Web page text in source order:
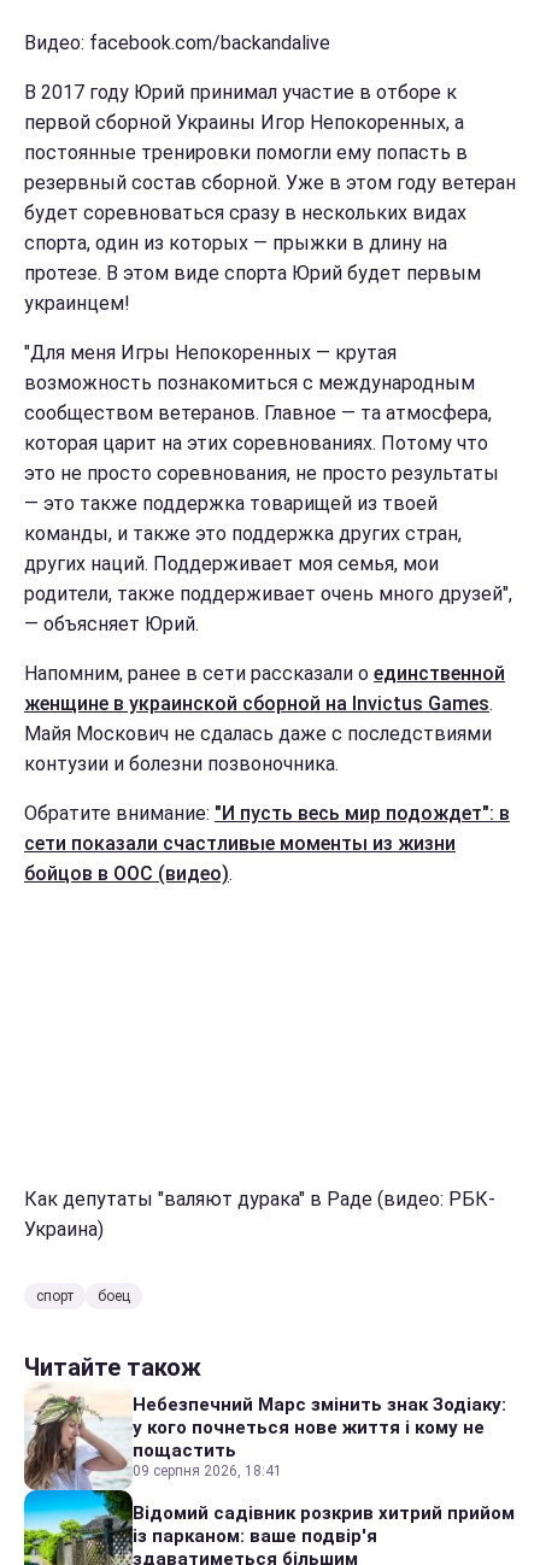
Видео: facebook.com/backandalive
В 2017 году Юрий принимал участие в отборе к
первой сборной Украины Игор Непокоренных, а
постоянные тренировки помогли ему попасть в
резервный состав сборной. Уже в этом году ветеран
будет соревноваться сразу в нескольких видах
спорта, один из которых — прыжки в длину на
протезе. В этом виде спорта Юрий будет первым
украинцем!
"Для меня Игры Непокоренных — крутая
возможность познакомиться с международным
сообществом ветеранов. Главное — та атмосфера,
которая царит на этих соревнованиях. Потому что
это не просто соревнования, не просто результаты
— это также поддержка товарищей из твоей
команды, и также это поддержка других стран,
других наций. Поддерживает моя семья, мои
родители, также поддерживает очень много друзей",
— объясняет Юрий.
Напомним, ранее в сети рассказали о единственной
женщине в украинской сборной на Invictus Games.
Майя Москович не сдалась даже с последствиями
контузии и болезни позвоночника.
Обратите внимание: "И пусть весь мир подождет": в
сети показали счастливые моменты из жизни
бойцов в ООС (видео).
Как депутаты "валяют дурака" в Раде (видео: РБК-
Украина)
спорт боец
Читайте також
Небезпечний Марс змінить знак Зодіаку:
у кого почнеться нове життя і кому не
пощастить
09 серпня 2026, 18:41
Відомий садівник розкрив хитрий прийом
із парканом: ваше подвір'я
здаватиметься більшим